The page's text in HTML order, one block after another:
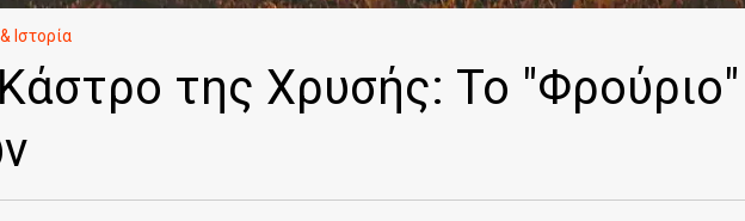
Ιστορία
της Χρυσής: Το "Φρούριο"